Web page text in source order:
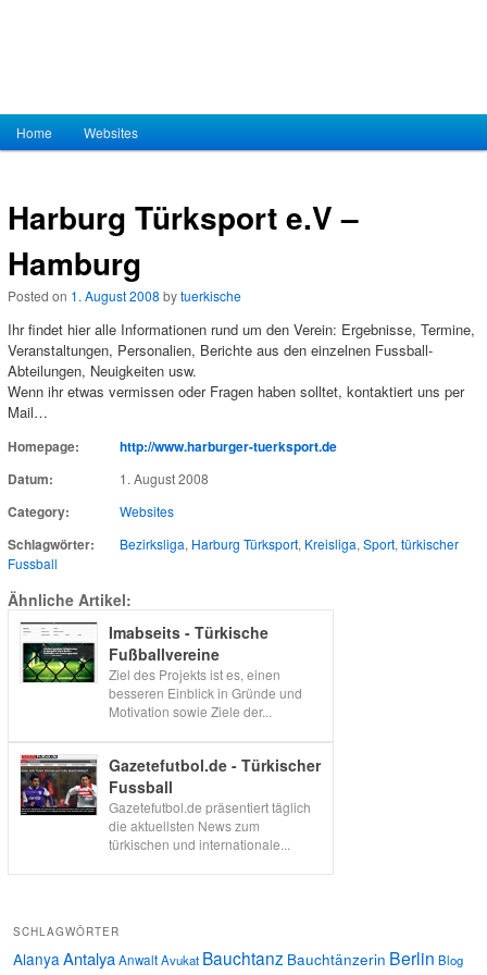
Hauptmenü
Zum Inhalt wechseln
Zum sekundären Inhalt wechseln
Home Websites
Harburg Türksport e.V –
Hamburg
Posted on 1. August 2008 bytuerkische
Ihr findet hier alle Informationen rund um den Verein: Ergebnisse, Termine,
Veranstaltungen, Personalien, Berichte aus den einzelnen Fussball-
Abteilungen, Neuigkeiten usw.
Wenn ihr etwas vermissen oder Fragen haben solltet, kontaktiert uns per
Mail…
Homepage:
http://www.harburger-tuerksport.de
Datum:
1. August 2008
Category: Websites
Schlagwörter: Bezirksliga, Harburg Türksport, Kreisliga, Sport, türkischer
Fussball
Ähnliche Artikel:
Imabseits - Türkische
Fußballvereine
Ziel des Projekts ist es, einen
besseren Einblick in Gründe und
Motivation sowie Ziele der...
Gazetefutbol.de - Türkischer
Fussball
Gazetefutbol.de präsentiert täglich
die aktuellsten News zum
türkischen und internationale...
SCHLAGWÖRTER
Alanya AntalyaAnwaltAvukat Bauchtanz Bauchtänzerin Berlin Blog